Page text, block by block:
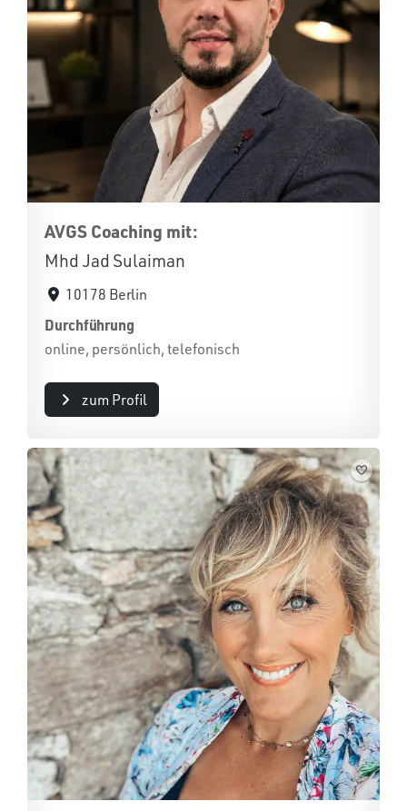
AVGS Coaching mit:
Mhd Jad Sulaiman
10178 Berlin
Durchführung
online, persönlich, telefonisch
zum Profil